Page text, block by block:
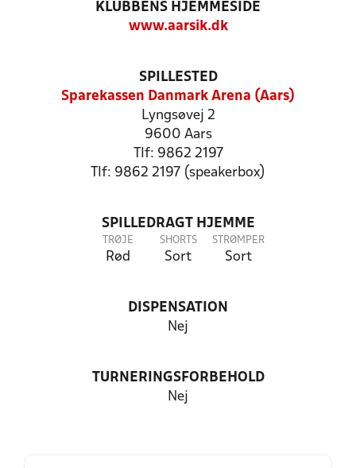
KLUBBENS HJEMMESIDE
www.aarsik.dk
SPILLESTED
Sparekassen Danmark Arena (Aars)
Lyngsøvej 2
9600 Aars
Tlf: 9862 2197
Tlf: 9862 2197 (speakerbox)
SPILLEDRAGT HJEMME
TRØJE
Rød
SHORTS
Sort
STRØMPER
Sort
DISPENSATION
Nej
TURNERINGSFORBEHOLD
Nej